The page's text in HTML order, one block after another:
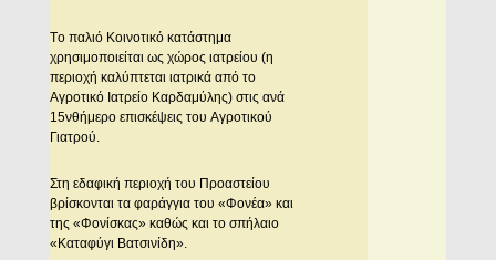
Tο παλιό Kοινοτικό κατάστημα
χρησιμοποιείται ως χώρος ιατρείου (η
περιοχή καλύπτεται ιατρικά από το
Aγροτικό Iατρείο Kαρδαμύλης) στις ανά
15νθήμερο επισκέψεις του Aγροτικού
Γιατρού.
Στη εδαφική περιοχή του Προαστείου
βρίσκονται τα φαράγγια του «Φονέα» και
της «Φονίσκας» καθώς και το σπήλαιο
«Kαταφύγι Bατσινίδη».